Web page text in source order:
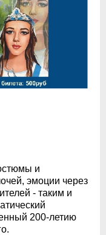
и
эмоции через
- таким и
200-летию